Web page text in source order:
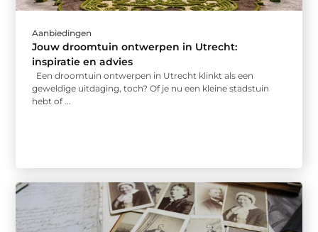
Aanbiedingen
Jouw droomtuin ontwerpen in Utrecht:
inspiratie en advies
Een droomtuin ontwerpen in Utrecht klinkt als een
geweldige uitdaging, toch? Of je nu een kleine stadstuin
hebt of ...